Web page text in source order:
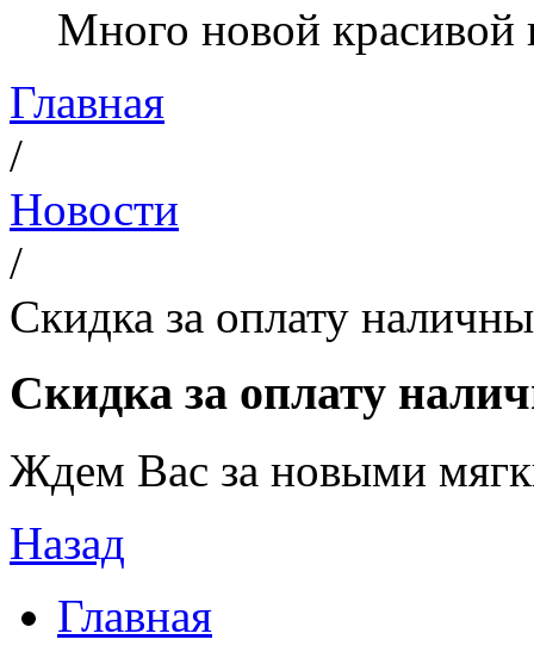
Много новой красивой
Главная
/
Новости
/
Скидка за оплату
Скидка за оплату
Ждем Вас за новыми
Назад
Главная